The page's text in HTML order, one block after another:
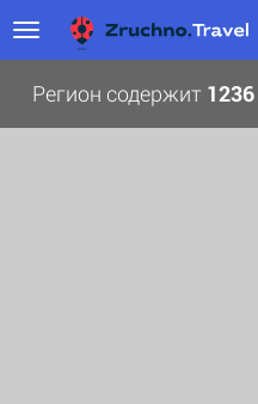
Регион содержит 1236